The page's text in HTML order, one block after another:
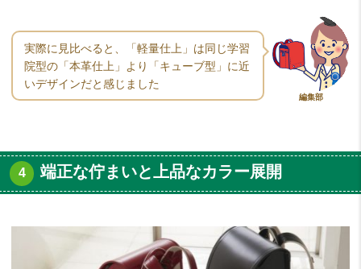
実際に見比べると、「軽量仕上」は同じ学習
院型の「本革仕上」より「キューブ型」に近
いデザインだと感じました
編集部
端正な佇まいと上品なカラー展開